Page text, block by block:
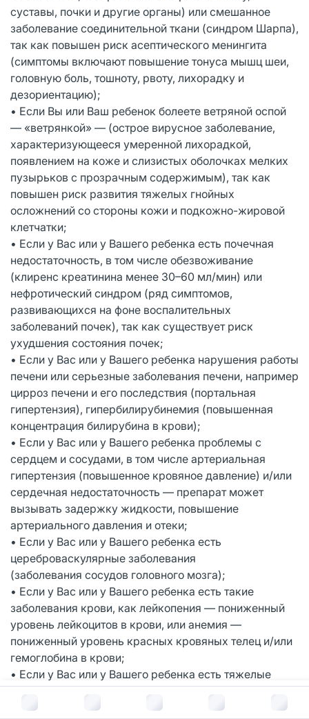
суставы, почки и другие органы) или смешанное
заболевание соединительной ткани (синдром Шарпа),
так как повышен риск асептического менингита
(симптомы включают повышение тонуса мышц шеи,
головную боль, тошноту, рвоту, лихорадку и
дезориентацию);
• Если Вы или Ваш ребенок болеете ветряной оспой
— «ветрянкой» — (острое вирусное заболевание,
характеризующееся умеренной лихорадкой,
появлением на коже и слизистых оболочках мелких
пузырьков с прозрачным содержимым), так как
повышен риск развития тяжелых гнойных
осложнений со стороны кожи и подкожно-жировой
клетчатки;
• Если у Вас или у Вашего ребенка есть почечная
недостаточность, в том числе обезвоживание
(клиренс креатинина менее 30–60 мл/мин) или
нефротический синдром (ряд симптомов,
развивающихся на фоне воспалительных
заболеваний почек), так как существует риск
ухудшения состояния почек;
• Если у Вас или у Вашего ребенка нарушения работы
печени или серьезные заболевания печени, например
цирроз печени и его последствия (портальная
гипертензия), гипербилирубинемия (повышенная
концентрация билирубина в крови);
• Если у Вас или у Вашего ребенка проблемы с
сердцем и сосудами, в том числе артериальная
гипертензия (повышенное кровяное давление) и/или
сердечная недостаточность — препарат может
вызывать задержку жидкости, повышение
артериального давления и отеки;
• Если у Вас или у Вашего ребенка есть
цереброваскулярные заболевания
(заболевания сосудов головного мозга);
• Если у Вас или у Вашего ребенка есть такие
заболевания крови, как лейкопения — пониженный
уровень лейкоцитов в крови, или анемия —
пониженный уровень красных кровяных телец и/или
гемоглобина в крови;
• Если у Вас или у Вашего ребенка есть тяжелые
соматические заболевания (любые заболевания
внутренних органов);